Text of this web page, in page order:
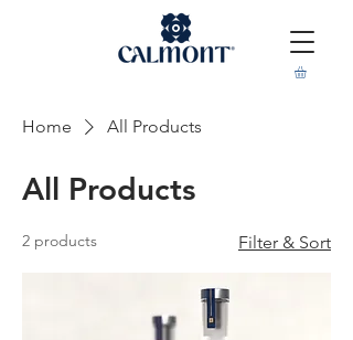
Home All Products
All Products
2 products Filter & Sort